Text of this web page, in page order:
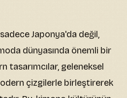
Japonya'da değil,
dünyasında önemli bir
tasarımcılar, geleneksel
çizgilerle birleştirerek